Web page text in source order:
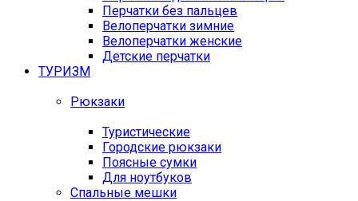
Перчатки без пальцев
Велоперчатки зимние
Велоперчатки женские
Детские перчатки
ТУРИЗМ
Рюкзаки
Туристические
Городские рюкзаки
Поясные сумки
Для ноутбуков
Спальные мешки